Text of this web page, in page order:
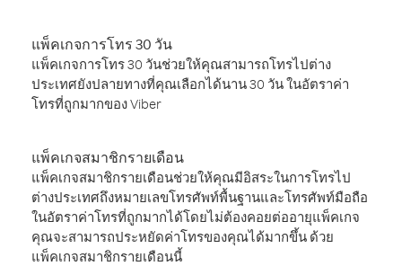
แพ็คเกจการโทร 30 วัน
แพ็คเกจการโทร 30 วันช่วยให้คุณสามารถโทรไปต่าง
ประเทศยังปลายทางที่คุณเลือกได้นาน 30 วัน ในอัตราค่า
โทรที่ถูกมากของ Viber
แพ็คเกจสมาชิกรายเดือน
แพ็คเกจสมาชิกรายเดือนช่วยให้คุณมีอิสระในการโทรไป
ต่างประเทศถึงหมายเลขโทรศัพท์พื้นฐานและโทรศัพท์มือถือ
ในอัตราค่าโทรที่ถูกมากได้โดยไม่ต้องคอยต่ออายุแพ็คเกจ
คุณจะสามารถประหยัดค่าโทรของคุณได้มากขึ้น ด้วย
แพ็คเกจสมาชิกรายเดือนนี้